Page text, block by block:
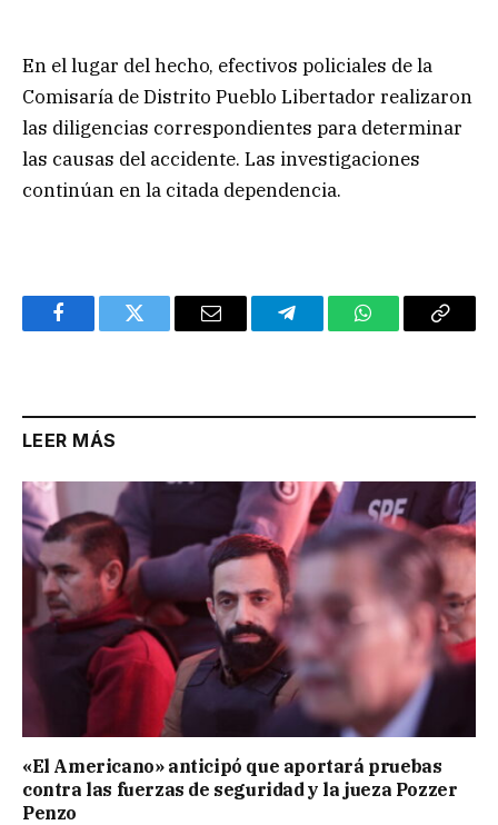
En el lugar del hecho, efectivos policiales de la
Comisaría de Distrito Pueblo Libertador realizaron
las diligencias correspondientes para determinar
las causas del accidente. Las investigaciones
continúan en la citada dependencia.
FacebookTwitter Email TelegramWhatsAppCopy
LEER MÁS
«El Americano» anticipó que aportará pruebas
contra las fuerzas de seguridad y la jueza Pozzer
Penzo